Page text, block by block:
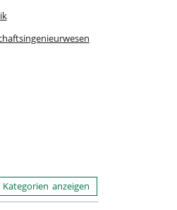
Kategorien anzeigen